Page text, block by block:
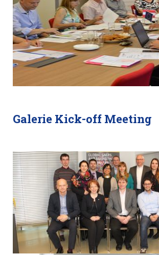
Galerie Kick-off Meeting